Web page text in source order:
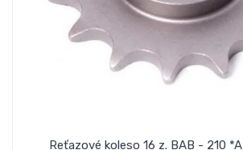
Reťazové koleso 16 z. BAB - 210 *A